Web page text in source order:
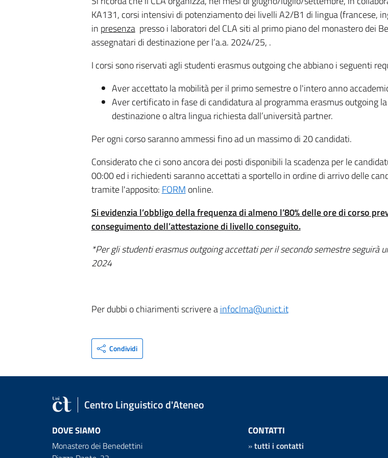
KA131, corsi intensivi di potenziamento dei livelli A2/B1 di lingua (francese,
in presenzapresso i laboratori del CLA siti al primo piano del monastero dei
assegnatari di destinazione per l’a.a. 2024/25, .
I corsi sono riservati agli studenti erasmus outgoing che abbiano i seguenti
Aver accettato la mobilità per il primo semestre o l'intero anno
Aver certificato in fase di candidatura al programma erasmus outgoing
destinazione o altra lingua richiesta dall’università partner.
Per ogni corso saranno ammessi fino ad un massimo di 20 candidati.
Considerato che ci sono ancora dei posti disponibili la scadenza per le
00:00 ed i richiedenti saranno accettati a sportello in ordine di arrivo delle
tramite l'apposito: FORM online.
Si evidenzia l’obbligo della frequenza di almeno l’80% delle ore di corso
conseguimento dell’attestazione di livello conseguito.
*Per gli studenti erasmus outgoing accettati per il secondo semestre seguirà
2024
Per dubbi o chiarimenti scrivere ainfoclma@unict.it
Condividi
Centro Linguistico d'Ateneo
DOVE SIAMO
Monastero dei Benedettini
CONTATTI
»tutti i contatti